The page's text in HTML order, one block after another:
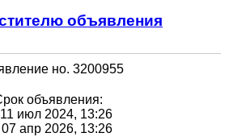
объявления
но. 3200955
объявления:
июл 2024, 13:26
апр 2026, 13:26